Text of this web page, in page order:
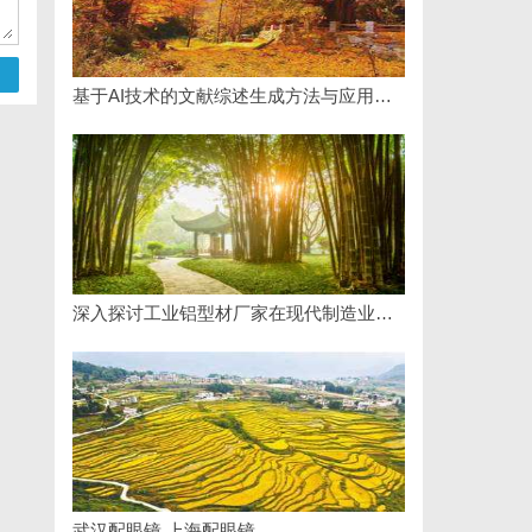
基于AI技术的文献综述生成方法与应用研究综述
深入探讨工业铝型材厂家在现代制造业中的重要角色与发展趋势